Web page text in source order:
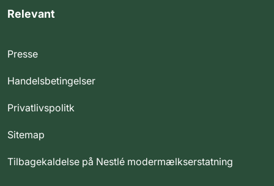
Relevant
Presse
Handelsbetingelser
Privatlivspolitk
Sitemap
Tilbagekaldelse på Nestlé modermælkserstatning